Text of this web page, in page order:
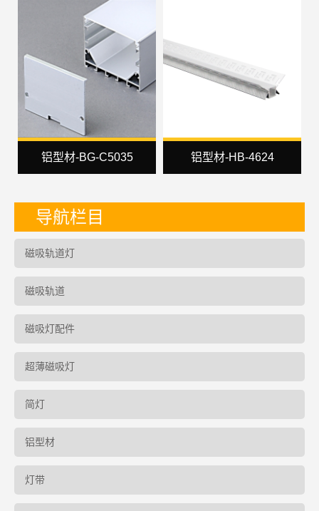
铝型材-BG-C5035 铝型材-HB-4624
导航栏目
磁吸轨道灯
磁吸轨道
磁吸灯配件
超薄磁吸灯
简灯
铝型材
灯带